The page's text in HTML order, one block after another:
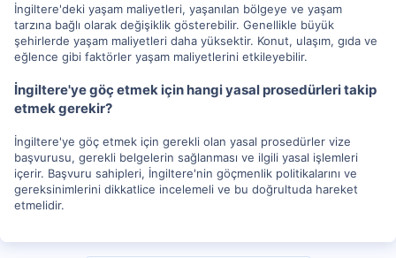
İngiltere'deki yaşam maliyetleri, yaşanılan bölgeye ve yaşam
tarzına bağlı olarak değişiklik gösterebilir. Genellikle büyük
şehirlerde yaşam maliyetleri daha yüksektir. Konut, ulaşım, gıda ve
eğlence gibi faktörler yaşam maliyetlerini etkileyebilir.
İngiltere'ye göç etmek için hangi yasal prosedürleri takip
etmek gerekir?
İngiltere'ye göç etmek için gerekli olan yasal prosedürler vize
başvurusu, gerekli belgelerin sağlanması ve ilgili yasal işlemleri
içerir. Başvuru sahipleri, İngiltere'nin göçmenlik politikalarını ve
gereksinimlerini dikkatlice incelemeli ve bu doğrultuda hareket
etmelidir.